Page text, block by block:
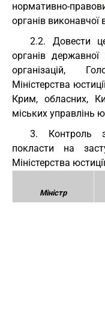
нормативно-
органів виконавчої
2.2. Довести
органів
організацій,
Міністерства
Крим, обласних,
міських управлінь
3. Контроль
покласти на
Міністерства
Міністр